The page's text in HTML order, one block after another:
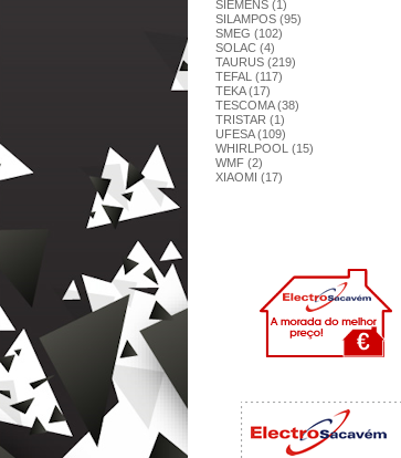
SIEMENS (1)
SILAMPOS (95)
SMEG (102)
SOLAC (4)
TAURUS (219)
TEFAL (117)
TEKA (17)
TESCOMA (38)
TRISTAR (1)
UFESA (109)
WHIRLPOOL (15)
WMF (2)
XIAOMI (17)